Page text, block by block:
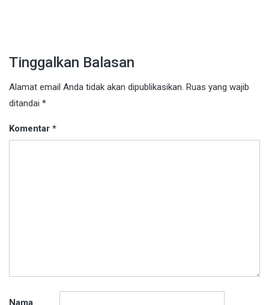
Tinggalkan Balasan
Alamat email Anda tidak akan dipublikasikan. Ruas yang wajib
ditandai *
Komentar *
Nama